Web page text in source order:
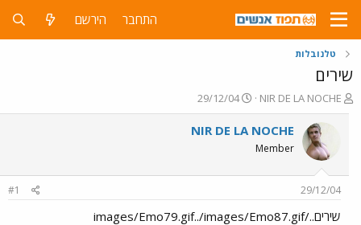
התחבר הירשם
טלנובלות
שירים
פ
ו
ש
א
NIR DE LA NOCHE
פ
ו
ר
ר
29/12/04
NIR DE LA NOCHE
Member
29/12/04
#1
שירים../images/Emo79.gif../images/Emo87.gif